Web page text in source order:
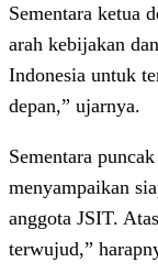
Sementara ketua
arah kebijakan dan
Indonesia untuk
depan,” ujarnya.
Sementara
menyampaikan
anggota JSIT.
terwujud,”